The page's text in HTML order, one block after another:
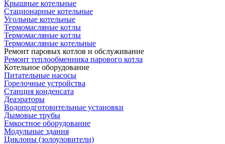
Крышные котельные
Стационарные котельные
Угольные котельные
Термомасляные котлы
Термомасляные котлы
Термомасляные котельные
Ремонт паровых котлов и обслуживание
Ремонт теплообменника парового котла
Котельное оборудование
Питательные насосы
Горелочные устройства
Станция конденсата
Деаэраторы
Водоподготовительные установки
Дымовые трубы
Емкостное оборудование
Mодульные здания
Циклоны (золоуловители)